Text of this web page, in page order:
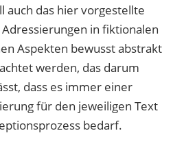
auch das hier vorgestellte
in fiktionalen
Aspekten bewusst abstrakt
werden, das darum
dass es immer einer
für den jeweiligen Text
bedarf.